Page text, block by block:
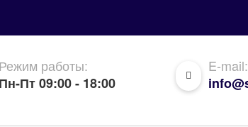
Режим работы:
Пн-Пт 09:00 - 18:00
E-mail: